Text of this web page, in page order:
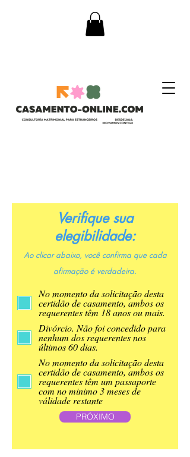
Verifique sua
elegibilidade:
Ao clicar abaixo, você confirma que cada
afirmação é verdadeira.
No momento da solicitação desta
certidão de casamento, ambos os
requerentes têm 18 anos ou mais.
Divórcio. Não foi concedido para
nenhum dos requerentes nos
últimos 60 dias.
No momento da solicitação desta
certidão de casamento, ambos os
requerentes têm um passaporte
com no minimo 3 meses de
válidade restante
PRÓXIMO